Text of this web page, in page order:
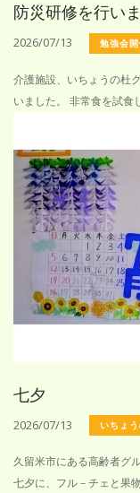
防災研修を行い
2026/07/13 勉強会開
介護施設、いちょうの杜
いました。 非常食を試食
七夕
2026/07/13 いちょ
久留米市にある高齢者グ
七夕に、フル－チェと果